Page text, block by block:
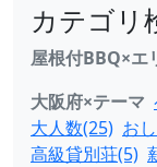
カテゴリ
屋根付BBQ×エ
大阪府×テーマ
大人数(25) お
高級貸別荘(5)